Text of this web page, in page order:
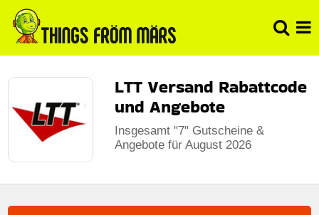
LTT Versand Rabattcode
und Angebote
Insgesamt "7" Gutscheine &
Angebote für August 2026